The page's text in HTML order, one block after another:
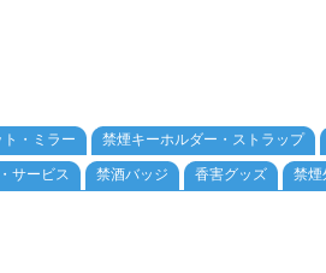
・ミラー 禁煙キーホルダー・ストラップ
サービス 禁酒バッジ 香害グッズ 禁煙